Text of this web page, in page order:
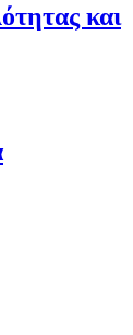
και